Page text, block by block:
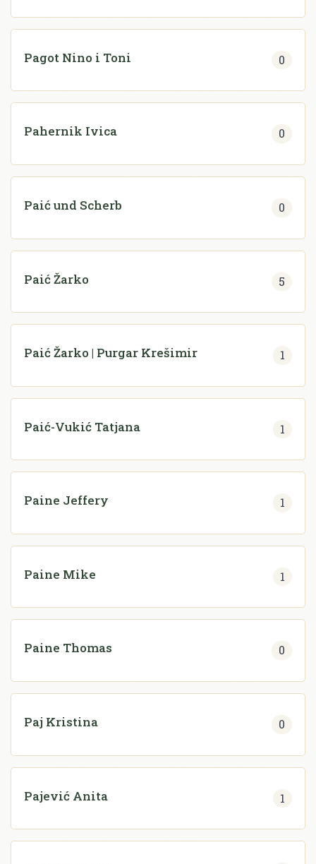
Pagot Nino i Toni 0
Pahernik Ivica 0
Paić und Scherb 0
Paić Žarko 5
Paić Žarko | Purgar Krešimir 1
Paić-Vukić Tatjana 1
Paine Jeffery 1
Paine Mike 1
Paine Thomas 0
Paj Kristina 0
Pajević Anita 1